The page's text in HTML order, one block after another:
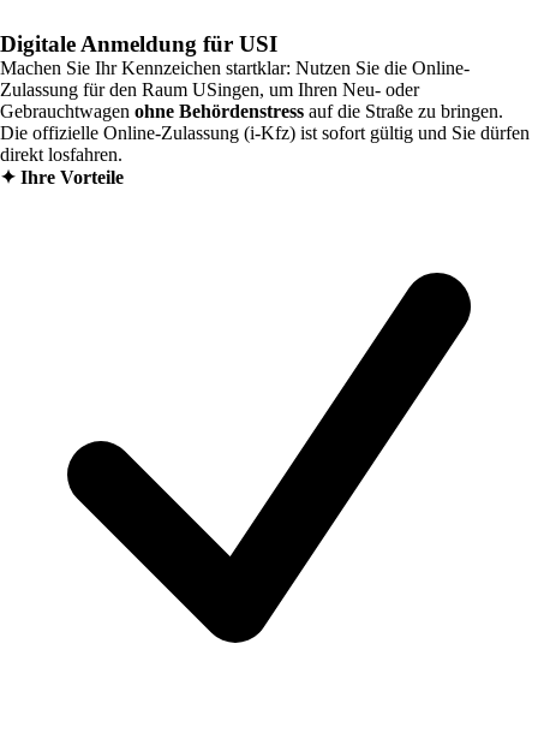
Digitale Anmeldung für USI
Machen Sie Ihr Kennzeichen startklar: Nutzen Sie die Online-
Zulassung für den Raum USingen, um Ihren Neu- oder
Gebrauchtwagen ohne Behördenstress auf die Straße zu bringen.
Die offizielle Online-Zulassung (i-Kfz) ist sofort gültig und Sie dürfen
direkt losfahren.
✦ Ihre Vorteile